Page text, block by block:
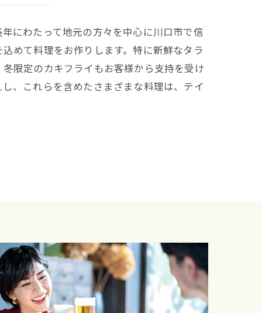
にわたって地元の方々を中心に川口市で信
めて料理をお作りします。特に新鮮なタラ
限定のカキフライもお客様から支持を受け
、これらを含めたさまざまな料理は、テイ